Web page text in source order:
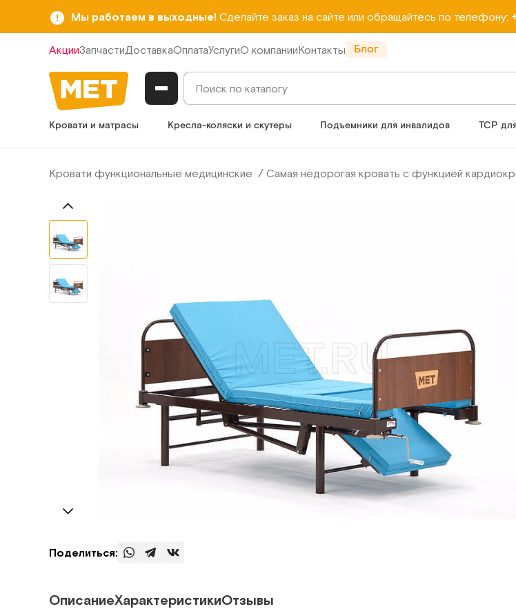
Мы работаем в выходные! Сделайте заказ на сайте или обращайтесь по телефону:
АкцииЗапчастиДоставкаОплатаУслугиО компанииКонтакты Блог
Кровати и матрасы Кресла-коляски и скутеры Подъемники для инвалидов ТСР
Кровати функциональные медицинские Самая недорогая кровать с функцией
Поделиться:
ОписаниеХарактеристикиОтзывы